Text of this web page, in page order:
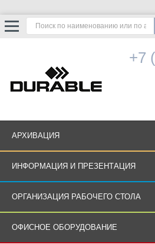
+7
АРХИВАЦИЯ
ИНФОРМАЦИЯ И ПРЕЗЕНТАЦИЯ
ОРГАНИЗАЦИЯ РАБОЧЕГО СТОЛА
ОФИСНОЕ ОБОРУДОВАНИЕ